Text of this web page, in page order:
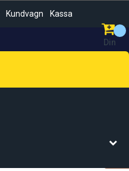
Kundvagn Kassa
Din
Kundvagn
Sök